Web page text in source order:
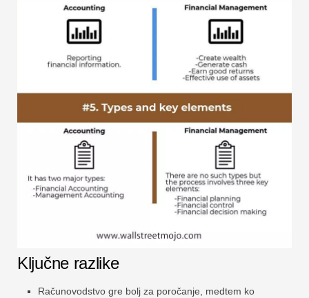
Ključne razlike
Računovodstvo gre bolj za poročanje, medtem ko